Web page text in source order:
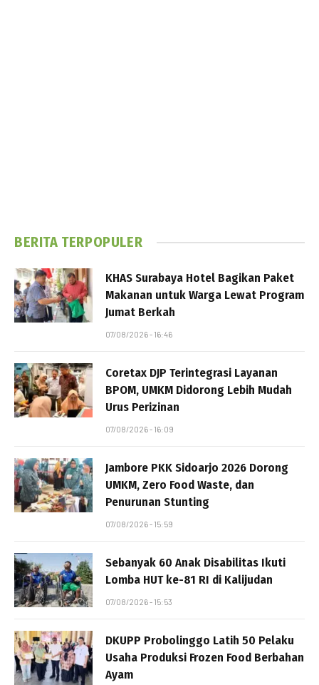
BERITA TERPOPULER
KHAS Surabaya Hotel Bagikan Paket
Makanan untuk Warga Lewat Program
Jumat Berkah
07/08/2026 - 16:46
Coretax DJP Terintegrasi Layanan
BPOM, UMKM Didorong Lebih Mudah
Urus Perizinan
07/08/2026 - 16:09
Jambore PKK Sidoarjo 2026 Dorong
UMKM, Zero Food Waste, dan
Penurunan Stunting
07/08/2026 - 15:59
Sebanyak 60 Anak Disabilitas Ikuti
Lomba HUT ke-81 RI di Kalijudan
07/08/2026 - 15:53
DKUPP Probolinggo Latih 50 Pelaku
Usaha Produksi Frozen Food Berbahan
Ayam